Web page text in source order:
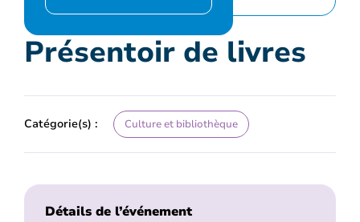
Présentoir de livres
Catégorie(s) : Culture et bibliothèque
Détails de l’événement